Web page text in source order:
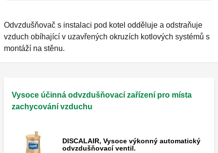
Odvzdušňovač s instalaci pod kotel odděluje a odstraňuje
vzduch obíhající v uzavřených okruzích kotlových systémů s
montáží na stěnu.
Vysoce účinná odvzdušňovací zařízení pro místa
zachycování vzduchu
DISCALAIR, Vysoce výkonný automatický
odvzdušňovací ventil.